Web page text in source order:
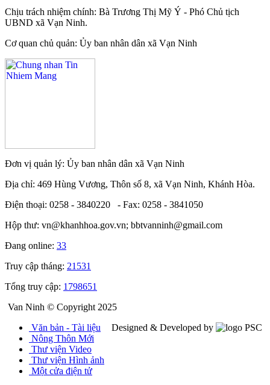
Chịu trách nhiệm chính: Bà Trương Thị Mỹ Ý - Phó Chủ tịch
UBND xã Vạn Ninh.
Cơ quan chủ quản: Ủy ban nhân dân xã Vạn Ninh
Đơn vị quản lý: Ủy ban nhân dân xã Vạn Ninh
Địa chỉ: 469 Hùng Vương, Thôn số 8, xã Vạn Ninh, Khánh Hòa.
Điện thoại: 0258 - 3840220 - Fax: 0258 - 3841050
Hộp thư: vn@khanhhoa.gov.vn; bbtvanninh@gmail.com
Đang online: 33
Truy cập tháng: 21531
Tổng truy cập: 1798651
Van Ninh © Copyright 2025
Designed & Developed by
Văn bản - Tài liệu
Nông Thôn Mới
Thư viện Video
Thư viện Hình ảnh
Một cửa điện tử